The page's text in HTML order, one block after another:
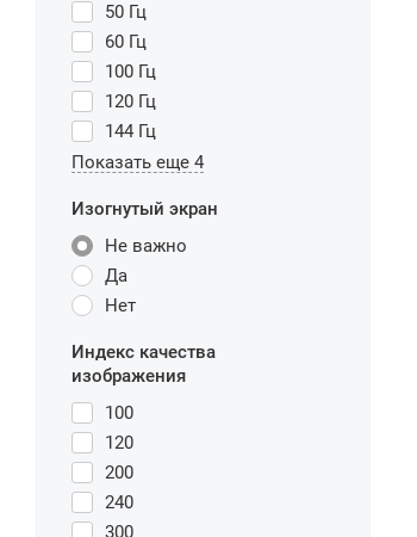
50 Гц
60 Гц
100 Гц
120 Гц
144 Гц
Показать еще 4
Изогнутый экран
Не важно
Да
Нет
Индекс качества
изображения
100
120
200
240
300